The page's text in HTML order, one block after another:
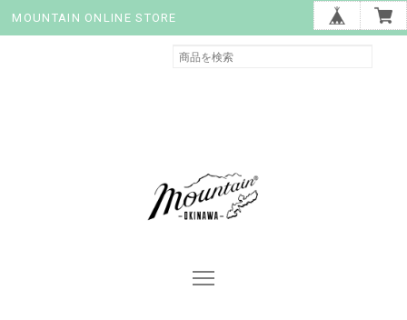
MOUNTAIN ONLINE STORE